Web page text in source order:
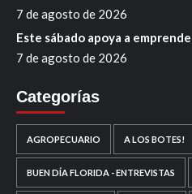
7 de agosto de 2026
Este sábado apoya a
7 de agosto de 2026
Categorías
AGROPECUARIO A LOS BOTES!
BUEN DÍA FLORIDA - ENTREVISTAS